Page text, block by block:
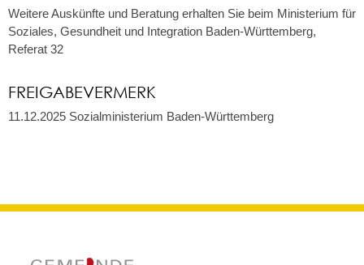
Weitere Auskünfte und Beratung erhalten Sie beim Ministerium für
Soziales, Gesundheit und Integration Baden-Württemberg,
Referat 32
FREIGABEVERMERK
11.12.2025 Sozialministerium Baden-Württemberg